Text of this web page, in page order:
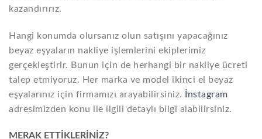
kazandırırız.
Hangi konumda olursanız olun satışını yapacağınız
beyaz eşyaların nakliye işlemlerini ekiplerimiz
gerçekleştirir. Bunun için de herhangi bir nakliye ücreti
talep etmiyoruz. Her marka ve model ikinci el beyaz
eşyalarınız için firmamızı arayabilirsiniz.
İnstagram
adresimizden konu ile ilgili detaylı bilgi alabilirsiniz.
MERAK ETTİKLERİNİZ?